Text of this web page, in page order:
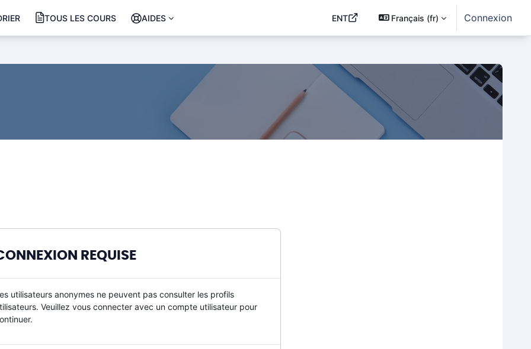
TOUS LES COURS AIDES ENT Français ‎(fr)‎ Connexion
REQUISE
utilisateurs anonymes ne peuvent pas consulter les profils
Veuillez vous connecter avec un compte utilisateur pour